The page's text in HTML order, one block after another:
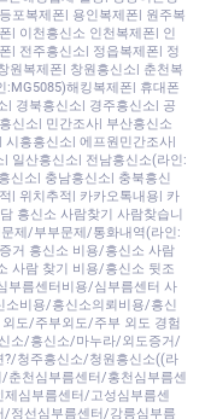
포복제폰| 용인복제폰| 원주복
| 이천흥신소 인천복제폰| 인
| 전주흥신소| 정읍복제폰| 정
원복제폰| 창원흥신소| 춘천복
:MG5085)해킹복제폰| 휴대폰
| 경북흥신소| 경주흥신소| 공
신소| 민간조사| 부산흥신소
흥흥신소| 에프원민간조사|
일산흥신소| 전남흥신소(라인:
신소| 충남흥신소| 충북흥신
| 위치추적| 카카오톡내용| 카
흥신소 사람찾기 사람찾습니
제/부부문제/통화내역(라인:
거 흥신소 비용/흥신소 사람
사람 찾기 비용/흥신소 뒷조
부름센터비용/심부름센터 사
소비용/흥신소의뢰비용/흥신
도/주부외도/주부 외도 경험
소/흥신소/마누라/외도증거/
청주흥신소/청원흥신소((라
춘천심부름센터/홍천심부름센
심부름센터/고성심부름센
정선심부름센터/강릉심부름